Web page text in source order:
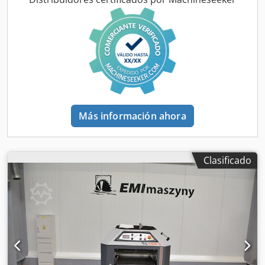
, ancho total: 2.300 mm
1.000 kg, Equipamiento:
documentación / manual, marcador, protector de disco
, N.º 04509 Sierra circular de formato Casolin
ASTRA 400 / NUEVA Nueva, año de fabricación 2025
Garantía del fabricante para partes mecánicas hasta el
11.11.2026 Garantía del fabricante para partes eléctricas
hasta el 11.05.2026 Mesa deslizante de 3200 mm de largo,
360 mm de ancho, con 2 rodillos, aluminio anodizado
Ancho de corte 1300 mm Dcsdpfx Aeylp Dneqlek Diámetro
de la hoja de sierra 300 - 400 mm Diámetro del eje de
Diámetro de la hoja de incisión 120 mm Grupo incisor:
diámetro del eje 20 mm Grupo incisor: velocidad 8200 rpm
Grupo incisor: 0,55 kW Altura de corte (diámetro de hoja
400 mm): 125 mm Altura de corte (diámetro de hoja 400
eléctrico de ángulo Ajuste eléctrico de altura y alineación
del incisor Velocidades: 3200 / 4200 / 5000 rpm Pantalla
digital para velocidad Pantalla digital para el ángulo de
corte 0° - 45,5° con retorno automático a 0° Protector
Más información ahora
Clasificado